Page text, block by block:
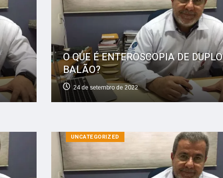
O QUE É ENTEROSCOPIA DE DUPLO
BALÃO?
24 de setembro de 2022
UNCATEGORIZED